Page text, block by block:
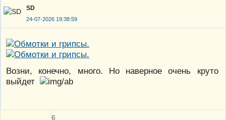
SD
24-07-2026 19:38:59
Возни, конечно, много. Но наверное очень круто
выйдет
6